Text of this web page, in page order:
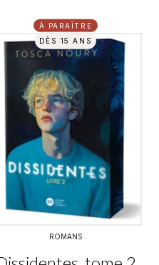
À PARAÎTRE
DÈS 15 ANS
ROMANS